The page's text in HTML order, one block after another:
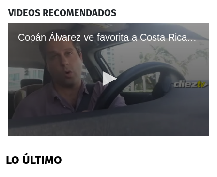
VIDEOS RECOMENDADOS
Copán Álvarez ve favorita a Costa Rica para ganar la Copa Centroamericana
of
2
LO ÚLTIMO